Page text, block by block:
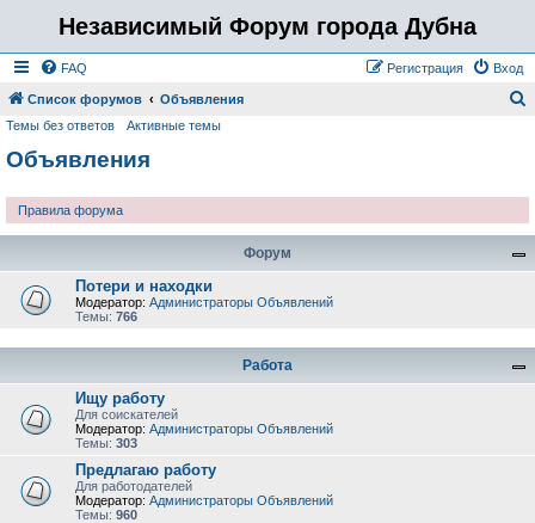
Независимый Форум города Дубна
FAQ Вход
Регистрация
Список форумов Объявления
Темы без ответов Активные темы
Объявления
Правила форума
Форум
Потери и находки
Модератор: Администраторы Объявлений
Темы: 766
Работа
Ищу работу
Для соискателей
Модератор: Администраторы Объявлений
Темы: 303
Предлагаю работу
Для работодателей
Модератор: Администраторы Объявлений
Темы: 960